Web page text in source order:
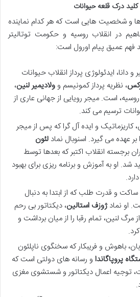
درک قلعه حیوانات
و شخصیت هایی است که هر کدام نماینده
در انقلاب روسیه و حکومت توتالیتر
فهم عمیق پیام اورول است:
دانا، ایدئولوژی پرداز انقلاب حیوانات
، نظریه پرداز کمونیسم وولادیمیر لنین،
است. میجر رویایی از جهانی عاری از
ترسیم می کند.
و ایده آل گرا که پس از میجر
عهده می گیرد. اسنوبال نماد لئون
برجسته انقلاب اکتبر که بعدها توسط
شد. او به آموزش و برنامه ریزی برای بهبود
و قدرت طلب که از ابتدا به دنبال
او نمادژوزف استالین، دیکتاتور بی رحم
لنین، تمام رقبا را از میان برداشت و
باهوش و فریبکار که سخنگوی ناپلئون
پروپاگاندا و رسانه های دولتی است که
توجیه اعمال دیکتاتور و شستشوی مغزی